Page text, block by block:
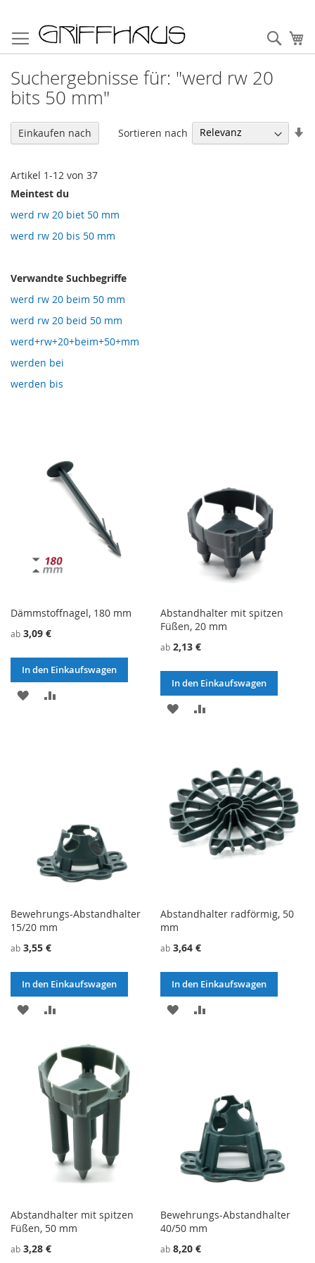
zum
Inhalt
Suchergebnisse für: "werd rw 20
bits 50 mm"
Artikel 1-12 von 37
Sortieren nach
Meintest du
werd rw 20 biet 50 mm
werd rw 20 bis 50 mm
Verwandte Suchbegriffe
werd rw 20 beim 50 mm
werd rw 20 beid 50 mm
werd+rw+20+beim+50+mm
werden bei
werden bis
Dämmstoffnagel, 180 mm
ab 3,09 €
In den Einkaufswagen
ZU
Abstandhalter mit spitzen
Füßen, 20 mm
ab 2,13 €
In den Einkaufswagen
ZU
Bewehrungs-Abstandhalter
15/20 mm
ab 3,55 €
In den Einkaufswagen
ZU
HINZUFÜGEN
HINZUFÜGEN
Abstandhalter radförmig, 50
mm
ab 3,64 €
In den Einkaufswagen
ZU
Abstandhalter mit spitzen
Füßen, 50 mm
ab 3,28 €
Bewehrungs-Abstandhalter
40/50 mm
ab 8,20 €
Einkaufen nach